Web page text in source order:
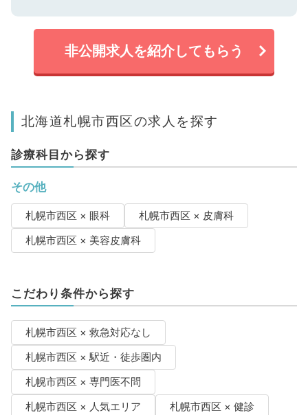
非公開求人を紹介してもらう
北海道札幌市西区の求人を探す
診療科目から探す
その他
札幌市西区 × 眼科
札幌市西区 × 皮膚科
札幌市西区 × 美容皮膚科
こだわり条件から探す
札幌市西区 × 救急対応なし
札幌市西区 × 駅近・徒歩圏内
札幌市西区 × 専門医不問
札幌市西区 × 人気エリア
札幌市西区 × 健診